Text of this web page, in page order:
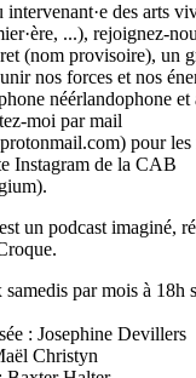
intervenant·e des arts
...), rejoignez-
(nom provisoire), un
nos forces et nos
néérlandophone
moi par mail
pour
Instagram de la CAB
un podcast imaginé,
par mois à 18h
: Josephine Devillers
Christyn